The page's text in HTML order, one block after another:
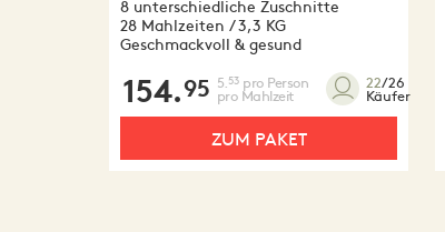
8 unterschiedliche Zuschnitte
28 Mahlzeiten / 3,3 KG
Geschmackvoll & gesund
154.95 5. 53pro Person
pro Mahlzeit
22/26
Käufer
ZUM PAKET